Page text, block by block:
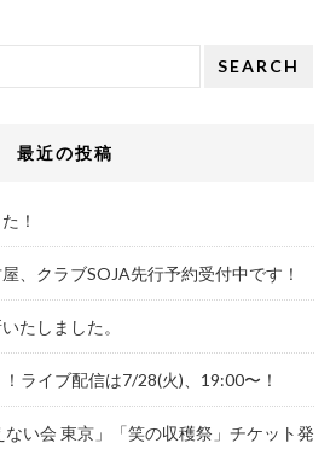
SEARCH
最近の投稿
！
、クラブSOJA先行予約受付中です！
たしました。
ライブ配信は7/28(火)、19:00〜！
ない会 東京」「笑の収穫祭」チケット発